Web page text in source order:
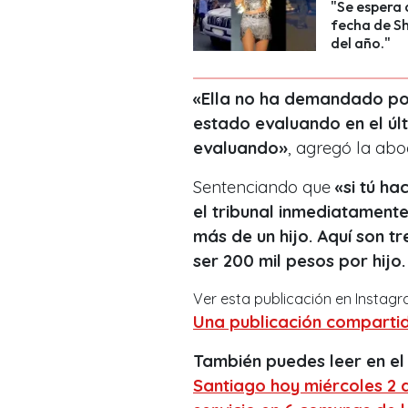
"Se
fecha de
del año."
«Ella no ha demandado
estado evaluando en el
evaluando» , agregó la
Sentenciando que «si tú
el tribunal
más de un hijo. Aquí son
ser 200 mil pesos por
Ver esta publicación en
Una publicación
También puedes leer en
Santiago hoy miércoles 2